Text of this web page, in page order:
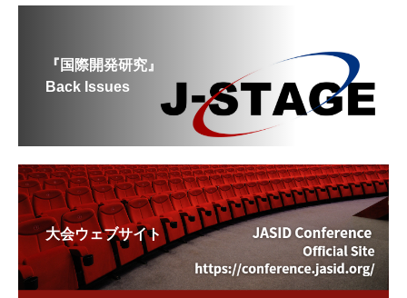
『国際開発研究』
Back Issues
大会ウェブサイト